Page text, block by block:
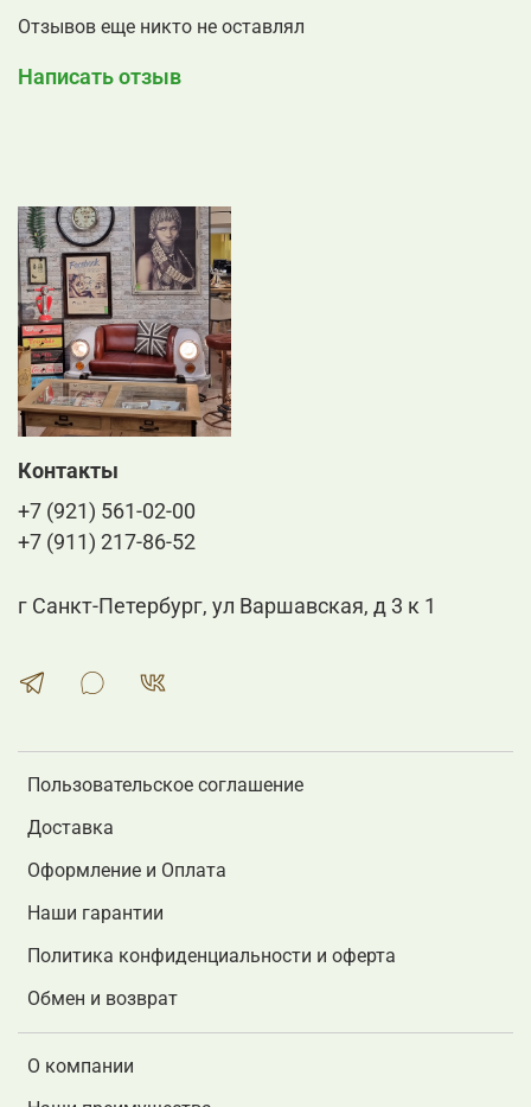
Отзывов еще никто не оставлял
Написать отзыв
Пользовательское соглашение
Доставка
Оформление и Оплата
Наши гарантии
Политика конфиденциальности и оферта
Обмен и возврат
О компании
Контакты
+7 (921) 561-02-00
+7 (911) 217-86-52
г Санкт-Петербург, ул Варшавская, д 3 к 1